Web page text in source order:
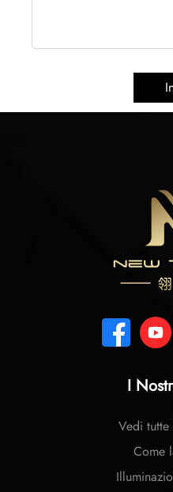
I
Vedi
Come